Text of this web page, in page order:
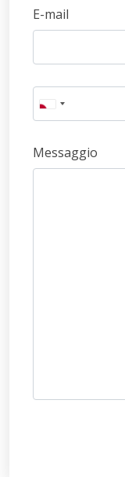
E-mail
Messaggio